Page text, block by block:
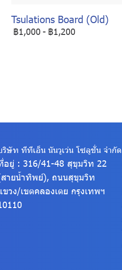
Tsulations Board (Old)
฿1,000 - ฿1,200
ริษัท ทีทีเอ็น นันวูเว่น โซลูชั่น จำกัด
อยู่ : 316/41-48 สุขุมวิท 22
ายน้ำทิพย์), ถนนสุขุมวิท
ขวง/เขตคลองเตย กรุงเทพฯ